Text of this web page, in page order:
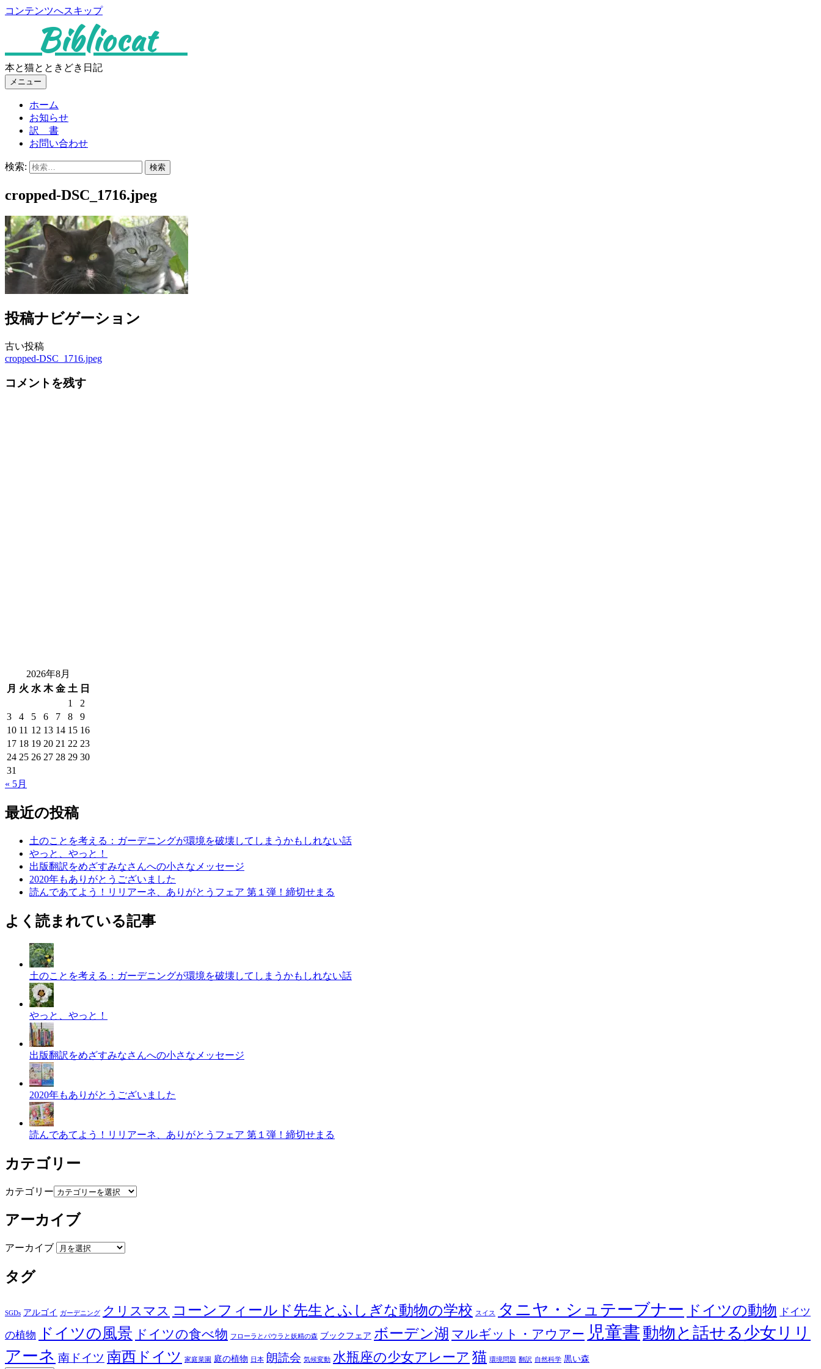
コンテンツへスキップ
Bibliocat
本と猫とときどき日記
メニュー
ホーム
お知らせ
訳 書
お問い合わせ
検索:
cropped-DSC_1716.jpeg
投稿ナビゲーション
古い投稿
cropped-DSC_1716.jpeg
コメントを残す
2026年8月
月 火 水 木 金 土 日
1
2
3
4 5 6 7 8
9
10 11 12 13 14 15 16
17 18 19 20 21 22 23
24 25 26 27 28 29 30
31
« 5月
最近の投稿
土のことを考える：ガーデニングが環境を破壊してしまうかもしれない話
やっと、やっと！
出版翻訳をめざすみなさんへの小さなメッセージ
2020年もありがとうございました
読んであてよう！リリアーネ、ありがとうフェア 第１弾！締切せまる
よく読まれている記事
土のことを考える：ガーデニングが環境を破壊してしまうかもしれない話
やっと、やっと！
出版翻訳をめざすみなさんへの小さなメッセージ
2020年もありがとうございました
読んであてよう！リリアーネ、ありがとうフェア 第１弾！締切せまる
カテゴリー
カテゴリー
アーカイブ
アーカイブ
タグ
SGDs アルゴイ ガーデニング クリスマス コーンフィールド先生とふしぎな動物の学校 スイス タニヤ・シュテーブナー ドイツの動物 ドイツ
の植物
ドイツの風景 ドイツの食べ物 フローラとパウラと妖精の森 ブックフェア ボーデン湖 マルギット・アウアー 児童書 動物と話せる少女リリ
アーネ 南ドイツ 南西ドイツ 家庭菜園 庭の植物 日本 朗読会 気候変動 水瓶座の少女アレーア 猫 環境問題 翻訳 自然科学 黒い森